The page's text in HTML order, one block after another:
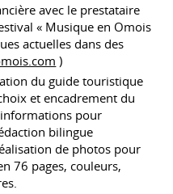
avec le prestataire
« Musique en Omois
actuelles dans des
)
du guide touristique
et encadrement du
pour
bilingue
de photos pour
76 pages, couleurs,